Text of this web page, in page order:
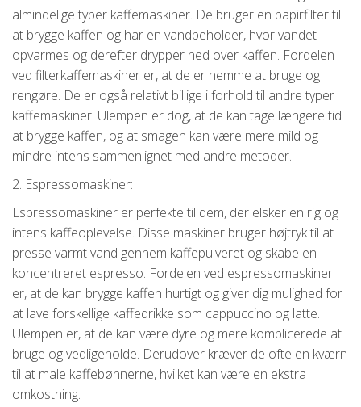
almindelige typer kaffemaskiner. De bruger en papirfilter til
at brygge kaffen og har en vandbeholder, hvor vandet
opvarmes og derefter drypper ned over kaffen. Fordelen
ved filterkaffemaskiner er, at de er nemme at bruge og
rengøre. De er også relativt billige i forhold til andre typer
kaffemaskiner. Ulempen er dog, at de kan tage længere tid
at brygge kaffen, og at smagen kan være mere mild og
mindre intens sammenlignet med andre metoder.
2. Espressomaskiner:
Espressomaskiner er perfekte til dem, der elsker en rig og
intens kaffeoplevelse. Disse maskiner bruger højtryk til at
presse varmt vand gennem kaffepulveret og skabe en
koncentreret espresso. Fordelen ved espressomaskiner
er, at de kan brygge kaffen hurtigt og giver dig mulighed for
at lave forskellige kaffedrikke som cappuccino og latte.
Ulempen er, at de kan være dyre og mere komplicerede at
bruge og vedligeholde. Derudover kræver de ofte en kværn
til at male kaffebønnerne, hvilket kan være en ekstra
omkostning.